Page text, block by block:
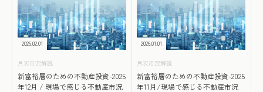
2026.02.01
月次市況解説
新富裕層のための不動産投資-2025
年12月 / 現場で感じる不動産市況
2026.01.01
月次市況解説
新富裕層のための不動産投資-2025
年11月/現場で感じる不動産市況